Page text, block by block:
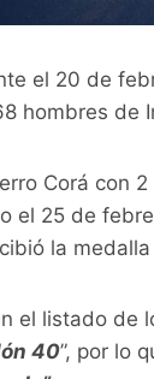
el 20 de
hombres de
Corá con
el 25 de
la
el listado de
40”, por lo